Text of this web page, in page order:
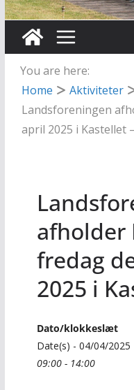
You are here:
Home
Aktiviteter
Landsforeningen
april 2025 i Kastellet
afholder
fredag
2025 i
Dato/klokkeslæt
Date(s) - 04/04/2025
09:00 - 14:00